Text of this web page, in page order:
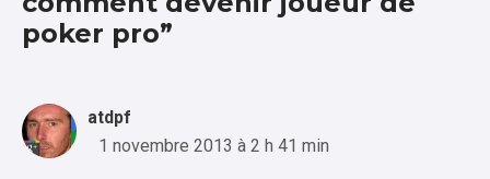
poker pro”
atdpf
1 novembre 2013 à 2 h 41 min